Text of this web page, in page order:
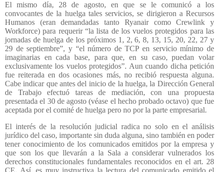
El mismo día, 28 de agosto, en que se le comunicó a los
convocantes de la huelga tales servicios, se dirigieron a Recursos
Humanos (eran demandadas tanto Ryanair como Crewlink y
Workforce) para requerir “la lista de los vuelos protegidos para las
jornadas de huelga de los próximos 1, 2, 6, 8, 13, 15, 20, 22, 27 y
29 de septiembre”, y “el número de TCP en servicio mínimo de
imaginarias en cada base, para que, en su caso, puedan volar
exclusivamente los vuelos protegidos”. Aun cuando dicha petición
fue reiterada en dos ocasiones más, no recibió respuesta alguna.
Cabe indicar que antes del inicio de la huelga, la Dirección General
de Trabajo efectuó tareas de mediación, con una propuesta
presentada el 30 de agosto (véase el hecho probado octavo) que fue
aceptada por el comité de huelga pero no por la parte empresarial.
El interés de la resolución judicial radica no solo en el análisis
jurídico del caso, importante sin duda alguna, sino también en poder
tener conocimiento de los comunicados emitidos por la empresa y
que son los que llevarán a la Sala a considerar vulnerados los
derechos constitucionales fundamentales reconocidos en el art. 28
CE. Así, es muy instructiva la lectura del comunicado emitido el